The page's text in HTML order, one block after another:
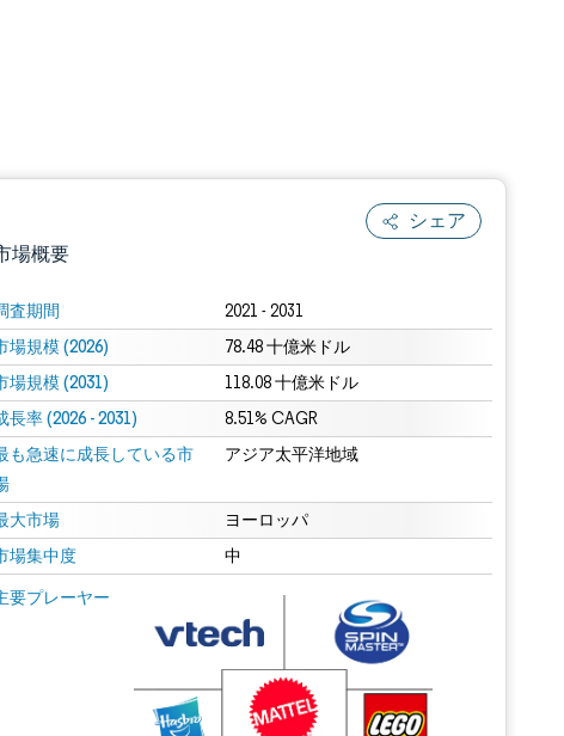
シェア
場概要
査期間 2021 - 2031
場規模 (2026) 78.48 十億米ドル
場規模 (2031) 118.08 十億米ドル
長率 (2026 - 2031) 8.51% CAGR
も急速に成長している市
アジア太平洋地域
大市場 ヨーロッパ
場集中度 中
要プレーヤー
像 © Mordor Intelligence。再利用にはCC BY 4.0の表示が必要です。
表示が必要です。